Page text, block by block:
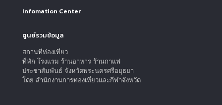
Infomation Center
ศูนย์รวมข้อมูล
สถานที่ท่องเที่ยว
ที่พัก โรงแรม ร้านอาหาร ร้านกาแฟ
ประชาสัมพันธ์ จังหวัดพระนครศรีอยุธยา
โดย สำนักงานการท่องเที่ยวและกีฬาจังหวัด